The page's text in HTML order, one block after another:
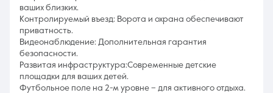
ваших близких.
Контролируемый въезд: Ворота и охрана обеспечивают
приватность.
Видеонаблюдение: Дополнительная гарантия
безопасности.
Развитая инфраструктура:Современные детские
площадки для ваших детей.
Футбольное поле на 2-м уровне – для активного отдыха.